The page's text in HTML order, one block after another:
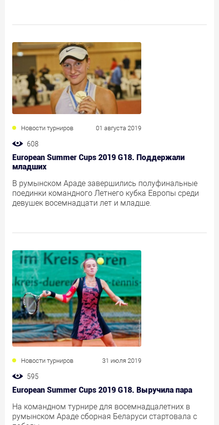
Новости турниров 01 августа 2019
608
European Summer Cups 2019 G18. Поддержали
младших
В румынском Араде завершились полуфинальные
поединки командного Летнего кубка Европы среди
девушек восемнадцати лет и младше.
Новости турниров 31 июля 2019
595
European Summer Cups 2019 G18. Выручила пара
На командном турнире для восемнадцалетних в
румынском Араде сборная Беларуси стартовала с